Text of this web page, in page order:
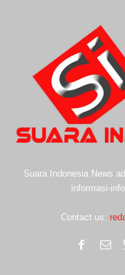
Suara Indonesia News
informasi-
Contact us: